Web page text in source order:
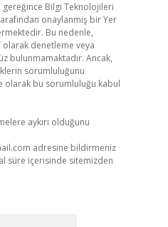
gereğince Bilgi Teknolojileri
onaylanmış bir Yer
Bu nedenle,
denetleme veya
bulunmamaktadır. Ancak,
sorumluluğunu
olarak bu sorumluluğu kabul
aykırı olduğunu
adresine bildirmeniz
süre içerisinde sitemizden